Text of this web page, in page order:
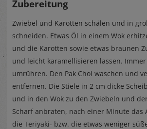
Zubereitung
Zwiebel und Karotten schälen und in
schneiden. Etwas Öl in einem Wok
und die Karotten sowie etwas braunen
und leicht karamellisieren lassen.
umrühren. Den Pak Choi waschen und
entfernen. Die Stiele in 2 cm dicke
und in den Wok zu den Zwiebeln und
Scharf anbraten, nach einer Minute das
die Teriyaki- bzw. die etwas weniger